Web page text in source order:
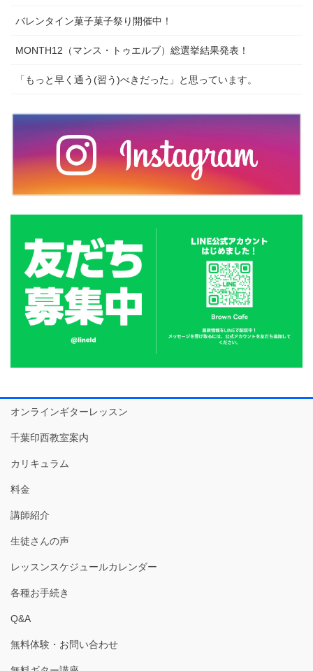
バレンタイン菓子菓子祭り開催中！
MONTH12（マンス・トゥエルブ）総選挙結果発表！
「もっと早く通う(習う)べきだった」と思っています。
オンラインギターレッスン
千葉印西教室案内
カリキュラム
料金
講師紹介
生徒さんの声
レッスンスケジュールカレンダー
各種お手続き
Q&A
無料体験・お問い合わせ